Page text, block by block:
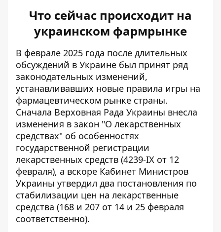
Что сейчас происходит на
украинском фармрынке
В феврале 2025 года после длительных
обсуждений в Украине был принят ряд
законодательных изменений,
устанавливавших новые правила игры на
фармацевтическом рынке страны.
Сначала Верховная Рада Украины внесла
изменения в закон "О лекарственных
средствах" об особенностях
государственной регистрации
лекарственных средств (4239-IX от 12
февраля), а вскоре Кабинет Министров
Украины утвердил два постановления по
стабилизации цен на лекарственные
средства (168 и 207 от 14 и 25 февраля
соответственно).